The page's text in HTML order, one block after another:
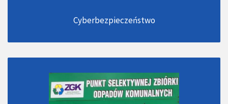
Cyberbezpieczeństwo